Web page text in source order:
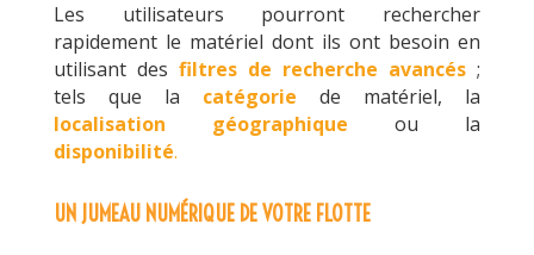
Les utilisateurs pourront rechercher
rapidement le matériel dont ils ont besoin en
utilisant des filtres de recherche avancés ;
tels que la catégorie
de matériel, la
localisation géographique ou la
disponibilité.
UN JUMEAU NUMÉRIQUE DE VOTRE FLOTTE